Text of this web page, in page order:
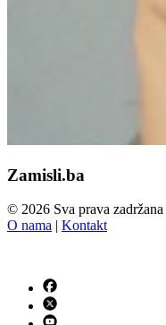
Zamisli.ba
© 2026 Sva prava zadržana
O nama | Kontakt